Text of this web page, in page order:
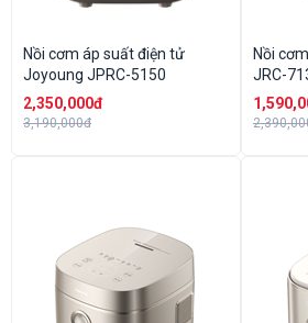
Nồi cơm áp suất điện tử
Joyoung JPRC-5150
2,350,000đ
3,190,000đ
Nồi
JRC-